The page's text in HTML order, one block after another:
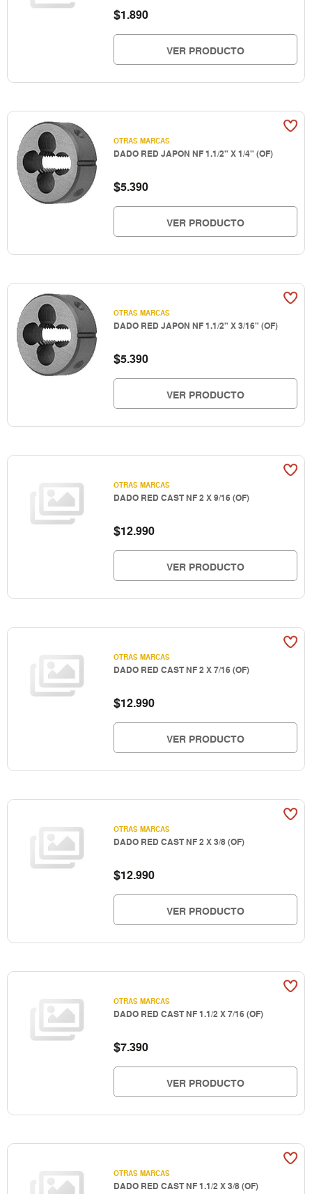
$1.890
VER PRODUCTO
OTRAS MARCAS
DADO RED JAPON NF 1.1/2" X 1/4" (OF)
$5.390
VER PRODUCTO
OTRAS MARCAS
DADO RED JAPON NF 1.1/2" X 3/16" (OF)
$5.390
VER PRODUCTO
OTRAS MARCAS
DADO RED CAST NF 2 X 9/16 (OF)
$12.990
VER PRODUCTO
OTRAS MARCAS
DADO RED CAST NF 2 X 7/16 (OF)
$12.990
VER PRODUCTO
OTRAS MARCAS
DADO RED CAST NF 2 X 3/8 (OF)
$12.990
VER PRODUCTO
OTRAS MARCAS
DADO RED CAST NF 1.1/2 X 7/16 (OF)
$7.390
VER PRODUCTO
OTRAS MARCAS
DADO RED CAST NF 1.1/2 X 3/8 (OF)